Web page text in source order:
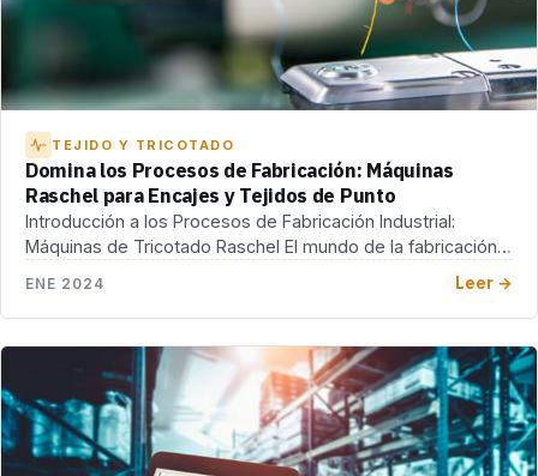
TEJIDO Y TRICOTADO
Domina los Procesos de Fabricación: Máquinas
Raschel para Encajes y Tejidos de Punto
Introducción a los Procesos de Fabricación Industrial:
Máquinas de Tricotado Raschel El mundo de la fabricación
ENE 2024 Leer →